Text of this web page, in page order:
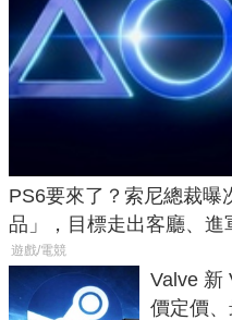
PS6要來了？索尼總裁曝
品」，目標走出客廳、進
遊戲/電競
Valve 新
價定價